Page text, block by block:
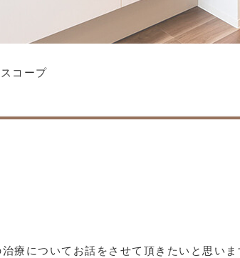
コープ
療についてお話をさせて頂きたいと思いま